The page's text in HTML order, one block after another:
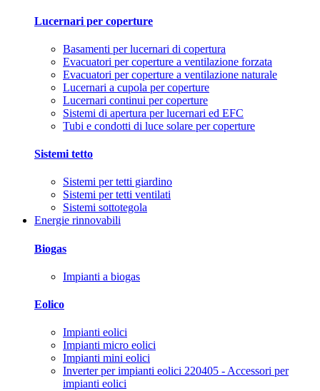
Lucernari per coperture
Basamenti per lucernari di copertura
Evacuatori per coperture a ventilazione forzata
Evacuatori per coperture a ventilazione naturale
Lucernari a cupola per coperture
Lucernari continui per coperture
Sistemi di apertura per lucernari ed EFC
Tubi e condotti di luce solare per coperture
Sistemi tetto
Sistemi per tetti giardino
Sistemi per tetti ventilati
Sistemi sottotegola
Energie rinnovabili
Biogas
Impianti a biogas
Eolico
Impianti eolici
Impianti micro eolici
Impianti mini eolici
Inverter per impianti eolici 220405 - Accessori per
impianti eolici